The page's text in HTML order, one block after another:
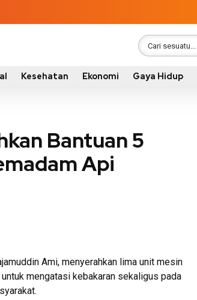
Kesehatan Ekonomi Gaya Hidup
Bantuan 5
Api
Ami, menyerahkan lima unit mesin
mengatasi kebakaran sekaligus pada